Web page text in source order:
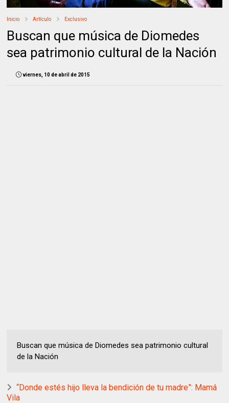
Inicio Artículo Exclusivo
Buscan que música de Diomedes
sea patrimonio cultural de la Nación
viernes, 10 de abril de 2015
Buscan que música de Diomedes sea patrimonio cultural
de la Nación
“Donde estés hijo lleva la bendición de tu madre”: Mamá
Vila